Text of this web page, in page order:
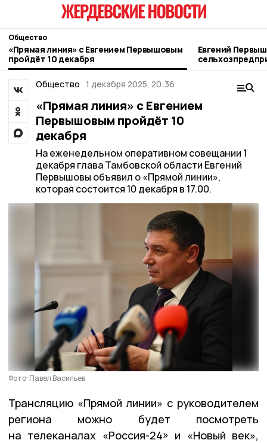
Общество
«Прямая линия» с Евгением Первышовым
пройдёт 10 декабря
Евгений
пример
Общество 1 декабря 2025, 20:36
«Прямая линия» с Евгением
Первышовым пройдёт 10
декабря
На еженедельном оперативном совещании 1
декабря глава Тамбовской области Евгений
Первышовы объявил о «Прямой линии»,
которая состоится 10 декабря в 17.00.
Фото: Павел Васильев
Трансляцию «Прямой линии» с руководителем
региона можно будет посмотреть
на телеканалах «Россия-24» и «Новый век»,